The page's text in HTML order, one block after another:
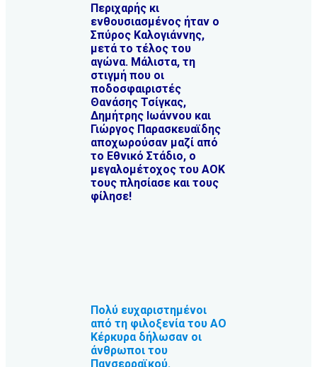
Περιχαρής κι
ενθουσιασμένος ήταν ο
Σπύρος Καλογιάννης,
μετά το τέλος του
αγώνα. Μάλιστα, τη
στιγμή που οι
ποδοσφαιριστές
Θανάσης Τσίγκας,
Δημήτρης Ιωάννου και
Γιώργος Παρασκευαϊδης
αποχωρούσαν μαζί από
το Εθνικό Στάδιο, ο
μεγαλομέτοχος του ΑΟΚ
τους πλησίασε και τους
φίλησε!
Πολύ ευχαριστημένοι
από τη φιλοξενία του ΑΟ
Κέρκυρα δήλωσαν οι
άνθρωποι του
Πανσερραϊκού.